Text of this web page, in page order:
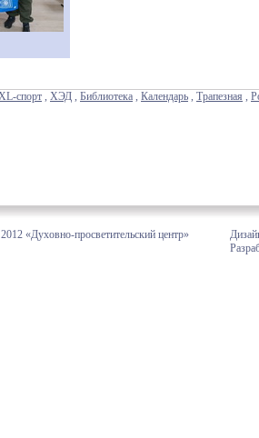
спорт , ХЭД , Библиотека , Календарь , Трапезная ,
«Духовно-просветительский центр»